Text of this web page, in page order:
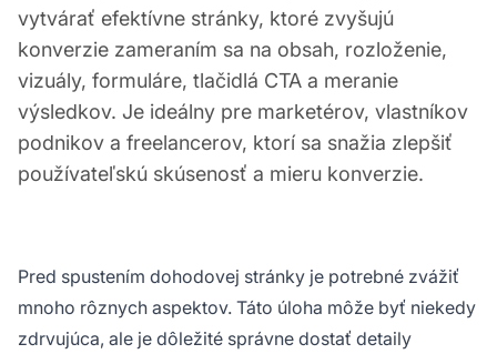
vytvárať efektívne stránky, ktoré zvyšujú
konverzie zameraním sa na obsah, rozloženie,
vizuály, formuláre, tlačidlá CTA a meranie
výsledkov. Je ideálny pre marketérov, vlastníkov
podnikov a freelancerov, ktorí sa snažia zlepšiť
používateľskú skúsenosť a mieru konverzie.
Pred spustením dohodovej stránky je potrebné zvážiť
mnoho rôznych aspektov. Táto úloha môže byť niekedy
zdrvujúca, ale je dôležité správne dostať detaily